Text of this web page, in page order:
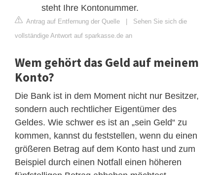
steht Ihre Kontonummer.
Antrag auf Entfernung der Quelle | Sehen Sie sich die
vollständige Antwort auf sparkasse.de an
Wem gehört das Geld auf meinem
Konto?
Die Bank ist in dem Moment nicht nur Besitzer,
sondern auch rechtlicher Eigentümer des
Geldes. Wie schwer es ist an „sein Geld“ zu
kommen, kannst du feststellen, wenn du einen
größeren Betrag auf dem Konto hast und zum
Beispiel durch einen Notfall einen höheren